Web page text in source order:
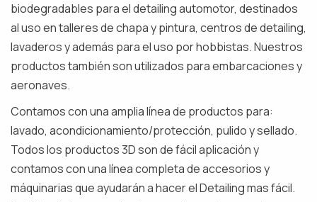
biodegradables para el detailing automotor, destinados
al uso en talleres de chapa y pintura, centros de detailing,
lavaderos y además para el uso por hobbistas. Nuestros
productos también son utilizados para embarcaciones y
aeronaves.
Contamos con una amplia línea de productos para:
lavado, acondicionamiento/protección, pulido y sellado.
Todos los productos 3D son de fácil aplicación y
contamos con una línea completa de accesorios y
máquinarias que ayudarán a hacer el Detailing mas fácil.